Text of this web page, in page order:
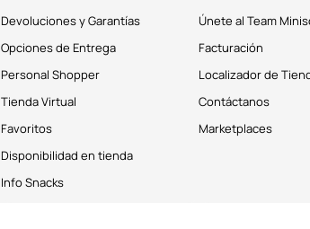
Devoluciones y Garantías
Opciones de Entrega
Personal Shopper
Tienda Virtual
Favoritos
Disponibilidad en tienda
Info Snacks
Únete al Team
Facturación
Localizador de
Contáctanos
Marketplaces